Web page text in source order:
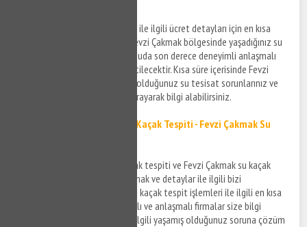
Fevzi Çakmak su kaçak hizmeti ile ilgili ücret detayları için en kısa
sürede size bilgi verilecek ve Fevzi Çakmak bölgesinde yaşadığınız su
kaçağı sorunlarınıza teknik konuda son derece deneyimli anlaşmalı
firmalar aracılığı ile çözüm üretilecektir. Kısa süre içerisinde Fevzi
Çakmak ve çevresinde yaşamış olduğunuz su tesisat sorunlarınız ve
su kaçak sorunlarınız için bizi arayarak bilgi alabilirsiniz.
Fevzi Çakmak Kırmadan Su Kaçak Tespiti - Fevzi Çakmak Su
Fevzi Çakmak kırmadan su kaçak tespiti ve Fevzi Çakmak su kaçak
bulma hizmeti ile ilgili bilgi almak ve detaylar ile ilgili bizi
arayabilirsiniz. Fevzi Çakmak su kaçak tespit işlemleri ile ilgili en kısa
sürede teknik konuda donanımlı ve anlaşmalı firmalar size bilgi
verecek ve su kaçak tespiti ile ilgili yaşamış olduğunuz soruna çözüm